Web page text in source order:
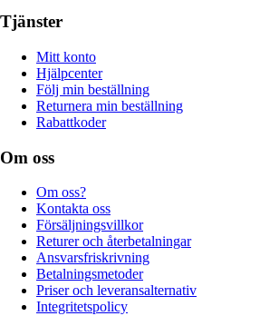
Tjänster
Mitt konto
Hjälpcenter
Följ min beställning
Returnera min beställning
Rabattkoder
Om oss
Om oss?
Kontakta oss
Försäljningsvillkor
Returer och återbetalningar
Ansvarsfriskrivning
Betalningsmetoder
Priser och leveransalternativ
Integritetspolicy